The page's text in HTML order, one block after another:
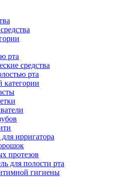
рта
средства
рта
категории
ирригатора
протезов
для полости рта
гигиены